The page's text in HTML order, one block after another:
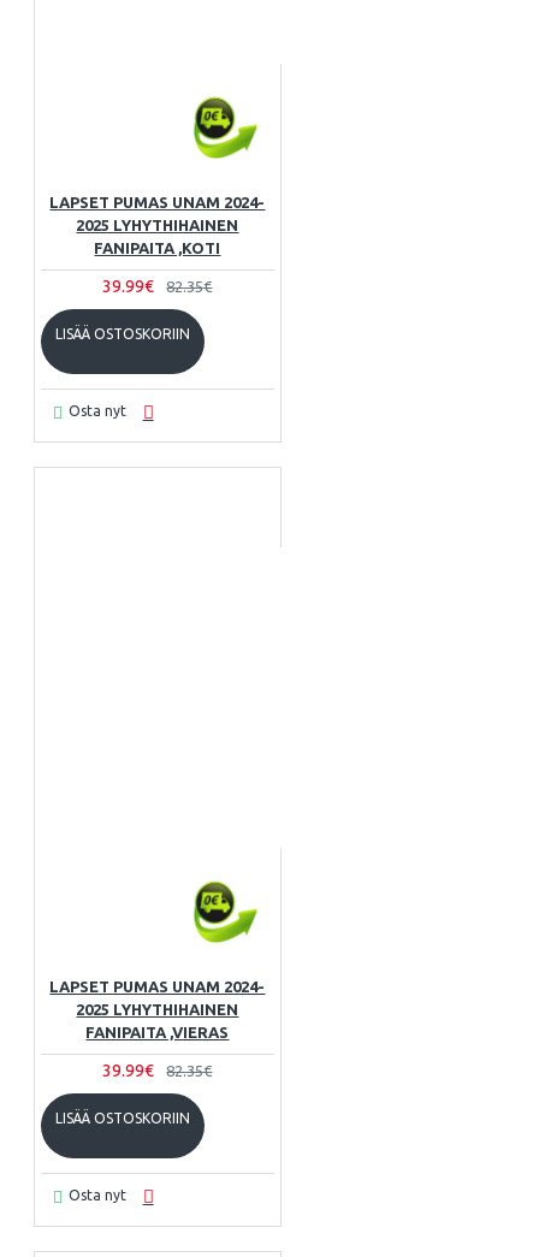
LAPSET PUMAS UNAM 2024-
2025 LYHYTHIHAINEN
FANIPAITA ,KOTI
39.99€ 82.35€
LISÄÄ OSTOSKORIIN
Osta nyt
LAPSET PUMAS UNAM 2024-
2025 LYHYTHIHAINEN
FANIPAITA ,VIERAS
39.99€ 82.35€
LISÄÄ OSTOSKORIIN
Osta nyt